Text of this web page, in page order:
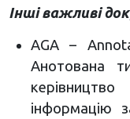
Інші важливі
AGA –
Анотована
інформацію